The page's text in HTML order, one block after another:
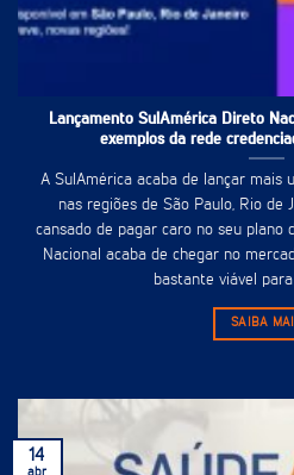
Lançamento SulAmérica Direto
exemplos da rede
A SulAmérica acaba de lançar mais
nas regiões de São Paulo, Rio de
cansado de pagar caro no seu plano
Nacional acaba de chegar no
bastante viável para
SAIBA
14
abr